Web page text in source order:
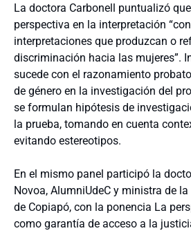
La doctora Carbonell puntualizó
perspectiva en la interpretación
interpretaciones que produzcan o
discriminación hacia las mujeres”.
sucede con el razonamiento
de género en la investigación del
se formulan hipótesis de
la prueba, tomando en cuenta
evitando estereotipos.
En el mismo panel participó la
Novoa, AlumniUdeC y ministra de
de Copiapó, con la ponencia La
como garantía de acceso a la